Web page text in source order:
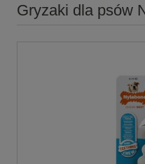
Gryzaki dla psów